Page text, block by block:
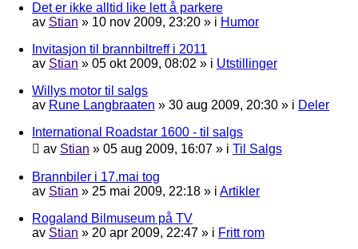
Det er ikke alltid like lett å parkere
av Stian » 10 nov 2009, 23:20 » i Humor
Invitasjon til brannbiltreff i 2011
av Stian » 05 okt 2009, 08:02 » i Utstillinger
Willys motor til salgs
av Rune Langbraaten » 30 aug 2009, 20:30 » i Deler
International Roadstar 1600 - til salgs
av Stian » 05 aug 2009, 16:07 » i Til Salgs
Brannbiler i 17.mai tog
av Stian » 25 mai 2009, 22:18 » i Artikler
Rogaland Bilmuseum på TV
av Stian » 20 apr 2009, 22:47 » i Fritt rom